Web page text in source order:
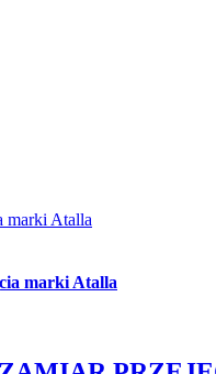
marki Atalla
marki Atalla